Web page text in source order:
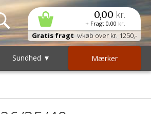
0,00 kr.
+ Fragt 0,00 kr.
Gratis fragt v/køb over kr. 1250,-
Sundhed ▼ Mærker